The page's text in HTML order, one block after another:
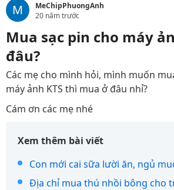
M
MeChipPhuongAnh
20 năm trước
Mua sạc pin cho máy
đâu?
Các mẹ cho mình hỏi, mình muốn
máy ảnh KTS thì mua ở đâu nhỉ?
Cám ơn các mẹ nhé
Xem thêm bài viết
Con mới cai sữa lười ăn, ngủ
Địa chỉ mua thú nhồi bông cho